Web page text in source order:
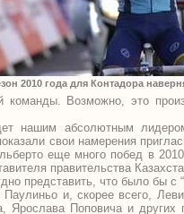
2010 года для Контадора
команды. Возможно, это
нашим абсолютным
свои намерения
еще много побед в
правительства
представить, что было бы с
и, скорее всего,
Поповича и других